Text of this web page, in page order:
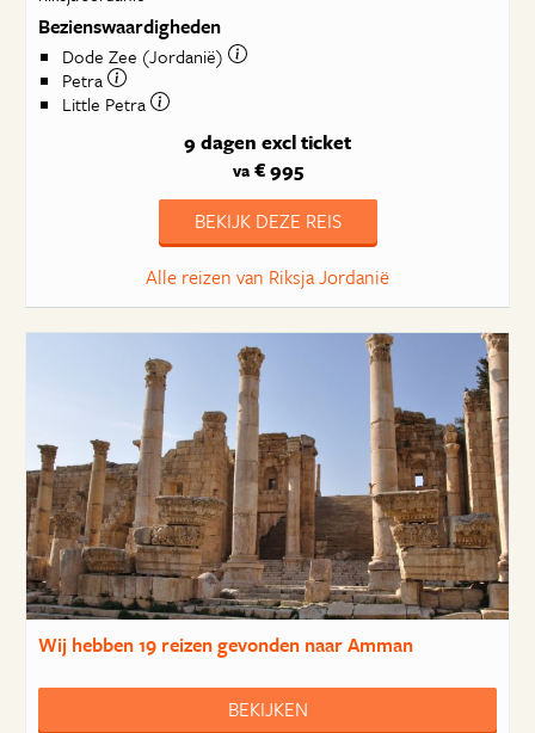
Bezienswaardigheden
Dode Zee (Jordanië)
Petra
Little Petra
9 dagen excl ticket
va€ 995
BEKIJK DEZE REIS
Alle reizen van Riksja Jordanië
Wij hebben19 reizengevonden naar Amman
BEKIJKEN